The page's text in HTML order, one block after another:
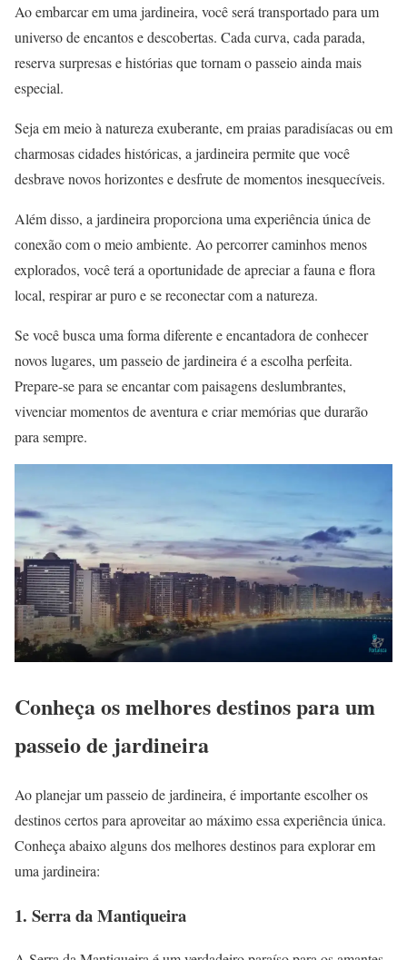
Ao embarcar em uma jardineira, você será transportado para um
universo de encantos e descobertas. Cada curva, cada parada,
reserva surpresas e histórias que tornam o passeio ainda mais
especial.
Seja em meio à natureza exuberante, em praias paradisíacas ou em
charmosas cidades históricas, a jardineira permite que você
desbrave novos horizontes e desfrute de momentos inesquecíveis.
Além disso, a jardineira proporciona uma experiência única de
conexão com o meio ambiente. Ao percorrer caminhos menos
explorados, você terá a oportunidade de apreciar a fauna e flora
local, respirar ar puro e se reconectar com a natureza.
Se você busca uma forma diferente e encantadora de conhecer
novos lugares, um passeio de jardineira é a escolha perfeita.
Prepare-se para se encantar com paisagens deslumbrantes,
vivenciar momentos de aventura e criar memórias que durarão
para sempre.
Conheça os melhores destinos para um
passeio de jardineira
Ao planejar um passeio de jardineira, é importante escolher os
destinos certos para aproveitar ao máximo essa experiência única.
Conheça abaixo alguns dos melhores destinos para explorar em
uma jardineira:
1. Serra da Mantiqueira